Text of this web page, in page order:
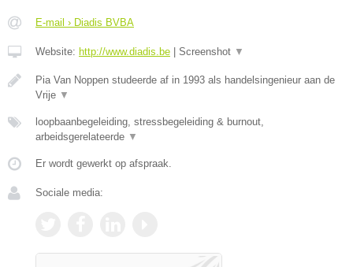
E-mail › Diadis BVBA
Website: http://www.diadis.be Screenshot ▼
Pia Van Noppen studeerde af in 1993 als handelsingenieur aan de
Vrije ▼
loopbaanbegeleiding, stressbegeleiding & burnout,
arbeidsgerelateerde ▼
Er wordt gewerkt op afspraak.
Sociale media: